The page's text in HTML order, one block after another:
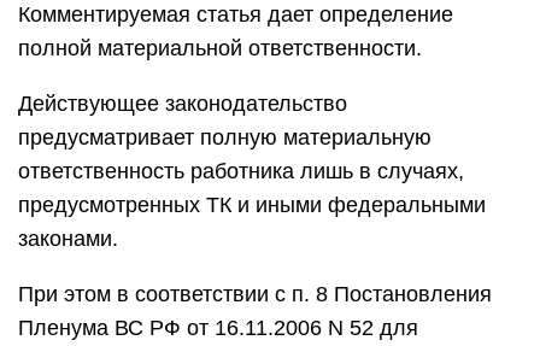
Комментируемая статья дает определение
полной материальной ответственности.
Действующее законодательство
предусматривает полную материальную
ответственность работника лишь в случаях,
предусмотренных ТК и иными федеральными
законами.
При этом в соответствии с п. 8 Постановления
Пленума ВС РФ от 16.11.2006 N 52 для